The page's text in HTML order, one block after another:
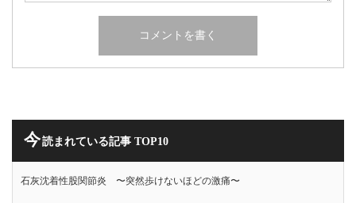
今読まれている記事 TOP10
石灰沈着性股関節炎 〜突然歩けないほどの激痛〜